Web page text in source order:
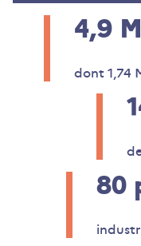
4,9
dont 1,74
80